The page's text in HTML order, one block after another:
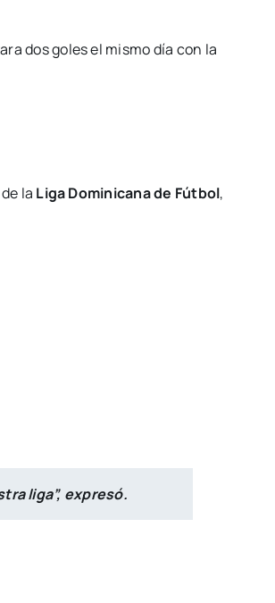
dos goles el mismo día con la
la Liga Dominicana de Fútbol,
liga”, expresó.